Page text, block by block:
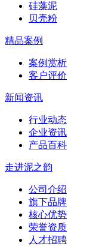
硅藻泥
贝壳粉
精品案例
案例赏析
客户评价
新闻资讯
行业动态
企业资讯
产品百科
走进泥之韵
公司介绍
旗下品牌
核心优势
荣誉资质
人才招聘